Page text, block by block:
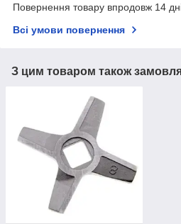
Повернення товару впродовж 14
Всі умови повернення
З цим товаром також